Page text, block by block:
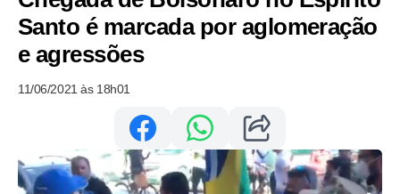
Santo é marcada por aglomeração
e agressões
11/06/2021 às 18h01